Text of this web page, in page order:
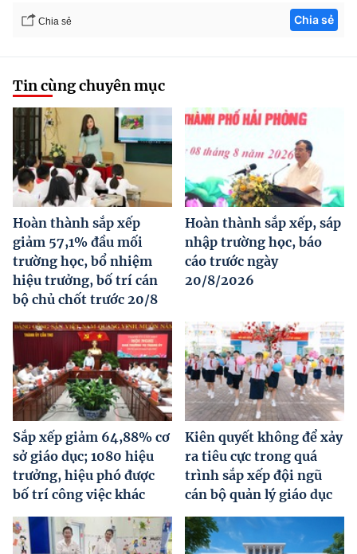
Chia sẻ Chia sẻ
Tin cùng chuyên mục
Hoàn thành sắp xếp
giảm 57,1% đầu mối
trường học, bổ nhiệm
hiệu trưởng, bố trí cán
bộ chủ chốt trước 20/8
Hoàn thành sắp xếp, sáp
nhập trường học, báo
cáo trước ngày
20/8/2026
Sắp xếp giảm 64,88% cơ
sở giáo dục; 1080 hiệu
trưởng, hiệu phó được
bố trí công việc khác
Kiên quyết không để xảy
ra tiêu cực trong quá
trình sắp xếp đội ngũ
cán bộ quản lý giáo dục